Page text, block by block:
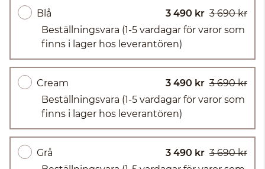
Blå 3 490 kr 3 690 kr
Beställningsvara (1-5 vardagar för varor som
finns i lager hos leverantören)
Cream 3 490 kr 3 690 kr
Beställningsvara (1-5 vardagar för varor som
finns i lager hos leverantören)
Grå 3 490 kr 3 690 kr